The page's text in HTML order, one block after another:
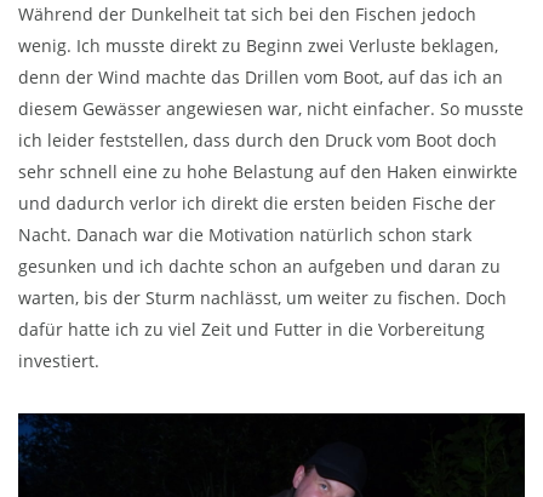
Während der Dunkelheit tat sich bei den Fischen jedoch
wenig. Ich musste direkt zu Beginn zwei Verluste beklagen,
denn der Wind machte das Drillen vom Boot, auf das ich an
diesem Gewässer angewiesen war, nicht einfacher. So musste
ich leider feststellen, dass durch den Druck vom Boot doch
sehr schnell eine zu hohe Belastung auf den Haken einwirkte
und dadurch verlor ich direkt die ersten beiden Fische der
Nacht. Danach war die Motivation natürlich schon stark
gesunken und ich dachte schon an aufgeben und daran zu
warten, bis der Sturm nachlässt, um weiter zu fischen. Doch
dafür hatte ich zu viel Zeit und Futter in die Vorbereitung
investiert.